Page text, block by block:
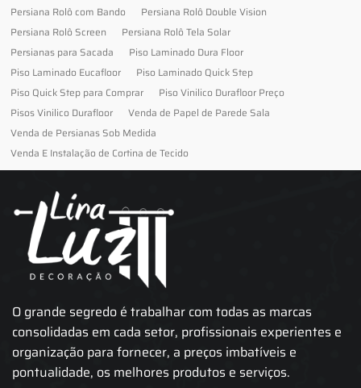
Persiana Rolô com Bando
Persiana Rolô Double Vision
Persiana Rolô Screen
Persiana Rolô Tela Solar
Persianas para Sacada
Piso Laminado Dura Floor
Piso Laminado Eucafloor
Piso Laminado Quick Step
Piso Quick Step para Comprar
Piso Vinilico Durafloor Preço
Pisos Vinilico Durafloor
Venda de Papel de Parede Sala
Venda de Persianas Sob Medida
Venda E Instalação de Cortina de Tecido
O grande segredo é trabalhar com todas as marcas
consolidadas em cada setor, profissionais experientes e
organização para fornecer, a preços imbatíveis e
pontualidade, os melhores produtos e serviços.